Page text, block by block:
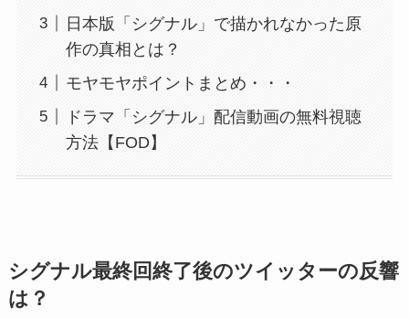
日本版「シグナル」で描かれなかった原
作の真相とは？
モヤモヤポイントまとめ・・・
ドラマ「シグナル」配信動画の無料視聴
方法【FOD】
シグナル最終回終了後のツイッターの反響
は？